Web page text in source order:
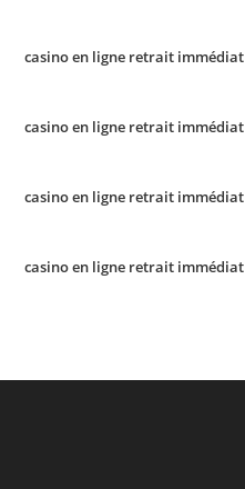
casino en ligne retrait immédiat
casino en ligne retrait immédiat
casino en ligne retrait immédiat
casino en ligne retrait immédiat